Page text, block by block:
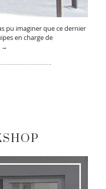
pu imaginer que ce dernier
en charge de
→